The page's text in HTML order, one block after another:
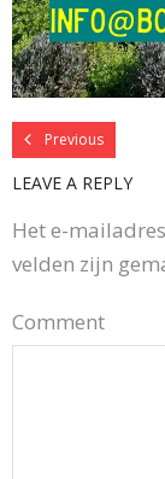
Previous
LEAVE A REPLY
Het e-
velden zijn
Comment